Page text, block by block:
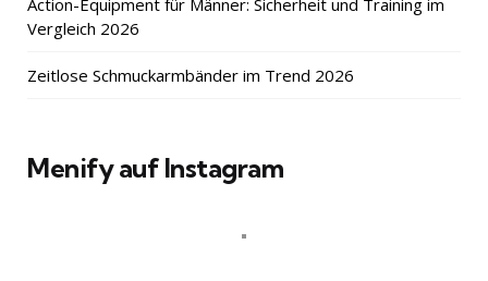
Vergleich 2026
Zeitlose Schmuckarmbänder im Trend 2026
Menify auf Instagram